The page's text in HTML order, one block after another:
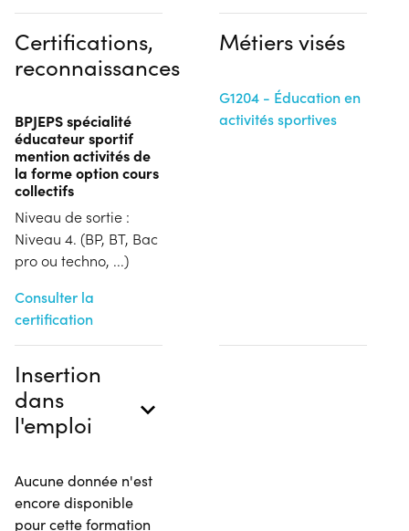
Certifications,
reconnaissances
BPJEPS spécialité
éducateur sportif
mention activités de
la forme option cours
collectifs
Niveau de sortie :
Niveau 4. (BP, BT, Bac
pro ou techno, ...)
Consulter la
certification
Métiers visés
G1204 - Éducation en
activités sportives
Insertion
dans
l'emploi
Aucune donnée n'est
encore disponible
pour cette formation